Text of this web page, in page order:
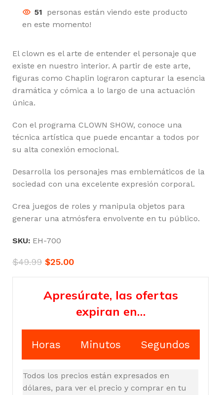
51 personas están viendo este producto
en este momento!
El clown es el arte de entender el personaje que
existe en nuestro interior. A partir de este arte,
figuras como Chaplin lograron capturar la esencia
dramática y cómica a lo largo de una actuación
única.
Con el programa CLOWN SHOW, conoce una
técnica artística que puede encantar a todos por
su alta conexión emocional.
Desarrolla los personajes mas emblemáticos de la
sociedad con una excelente expresión corporal.
Crea juegos de roles y manipula objetos para
generar una atmósfera envolvente en tu público.
SKU: EH-700
$49.99 $25.00
Apresúrate, las ofertas
expiran en…
Horas Minutos Segundos
Todos los precios están expresados en
dólares, para ver el precio y comprar en tu